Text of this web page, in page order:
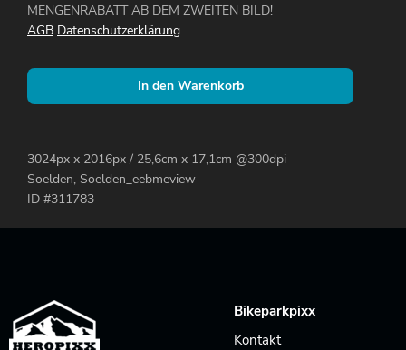
MENGENRABATT AB DEM ZWEITEN BILD!
AGB Datenschutzerklärung
In den Warenkorb
3024px x 2016px / 25,6cm x 17,1cm @300dpi
Soelden, Soelden_eebmeview
ID #311783
Bikeparkpixx
Kontakt